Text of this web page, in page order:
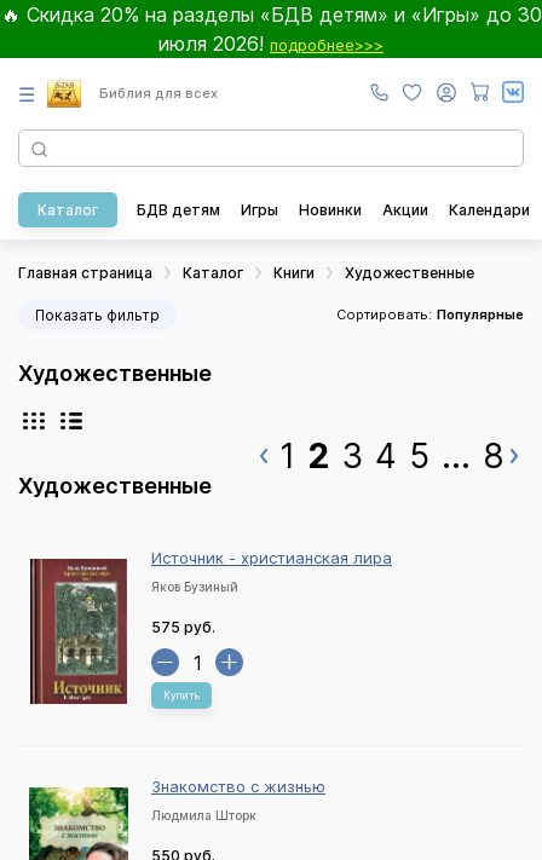
🔥 Скидка 20% на разделы «БДВ детям» и «Игры» до 30
июля 2026! подробнее>>>
☰ Библия для всех
Каталог БДВ детям Игры Новинки Акции Календари
Главная страница Каталог Книги Художественные
Показать фильтр Сортировать: Популярные
Художественные
1 2 3 4 5 ... 8
Художественные
Источник - христианская лира
Яков Бузиный
575 руб.
Купить
Знакомство с жизнью
Людмила Шторк
550 руб.